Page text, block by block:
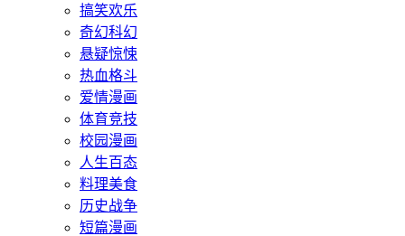
搞笑欢乐
奇幻科幻
悬疑惊悚
热血格斗
爱情漫画
体育竞技
校园漫画
人生百态
料理美食
历史战争
短篇漫画